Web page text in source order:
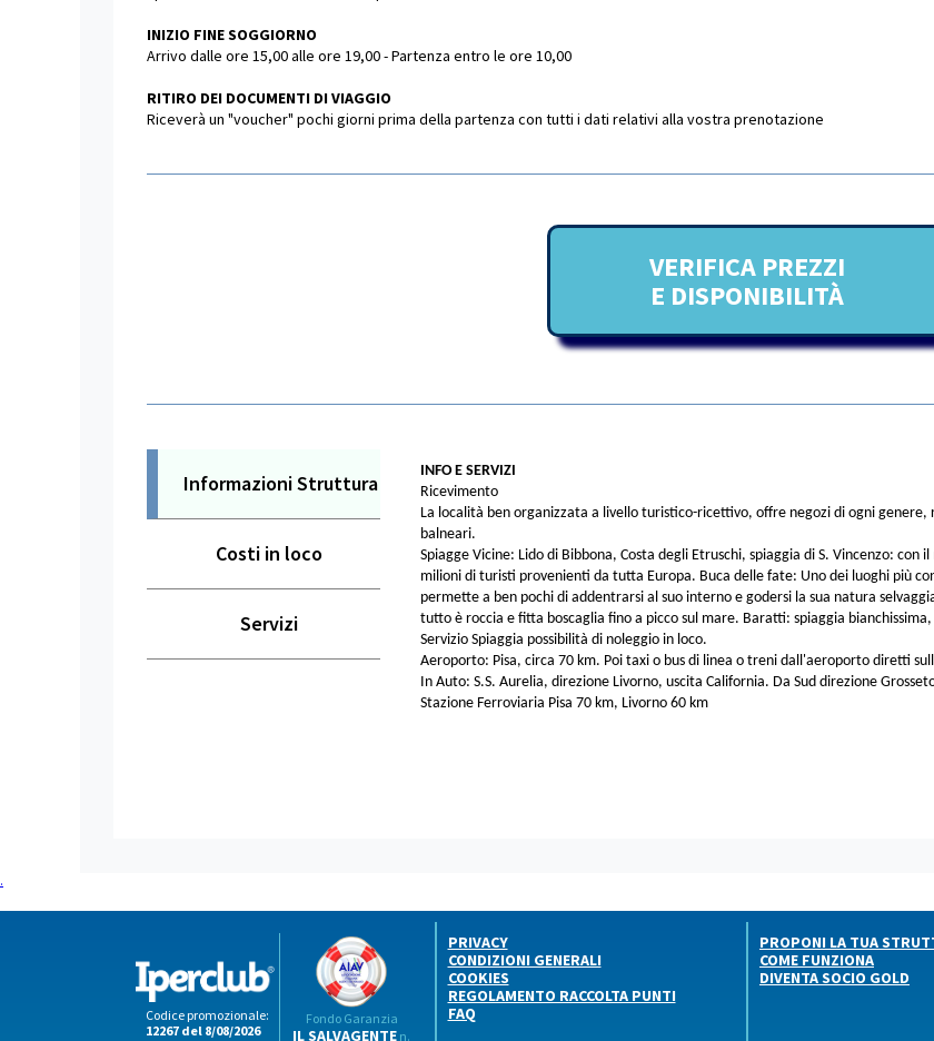
INIZIO FINE SOGGIORNO
Arrivo dalle ore 15,00 alle ore 19,00 - Partenza entro le ore 10,00
RITIRO DEI DOCUMENTI DI VIAGGIO
Riceverà un "voucher" pochi giorni prima della partenza con tutti i dati relativi alla vostra prenotazione
VERIFICA PREZZI
E DISPONIBILITÀ
Informazioni Struttura
Costi in loco
Servizi
INFO E SERVIZI
Ricevimento
La località ben organizzata a livello turistico-ricettivo, offre negozi di ogni
balneari.
Spiagge Vicine: Lido di Bibbona, Costa degli Etruschi, spiaggia di S. Vincenzo:
milioni di turisti provenienti da tutta Europa. Buca delle fate: Uno dei luoghi più
permette a ben pochi di addentrarsi al suo interno e godersi la sua natura
tutto è roccia e fitta boscaglia fino a picco sul mare. Baratti: spiaggia
Servizio Spiaggia possibilità di noleggio in loco.
Aeroporto: Pisa, circa 70 km. Poi taxi o bus di linea o treni dall'aeroporto diretti
In Auto: S.S. Aurelia, direzione Livorno, uscita California. Da Sud direzione
Stazione Ferroviaria Pisa 70 km, Livorno 60 km
.
Codice promozionale:
12267 del 8/08/2026
Fondo Garanzia
IL SALVAGENTE n.
PRIVACY
CONDIZIONI GENERALI
COOKIES
REGOLAMENTO RACCOLTA PUNTI
FAQ
PROPONI LA TUA
COME FUNZIONA
DIVENTA SOCIO GOLD